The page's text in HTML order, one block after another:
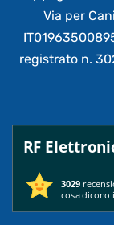
Via per
registrato n.
RF
3029
cosa dicono